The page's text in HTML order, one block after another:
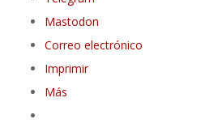
Mastodon
Correo electrónico
Imprimir
Más